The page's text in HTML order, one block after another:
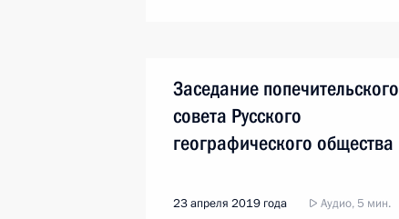
Заседание попечительского
совета Русского
географического общества
23 апреля 2019 года Аудио, 5 мин.